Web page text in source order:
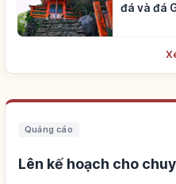
đá và đá
Quảng cáo
Lên kế hoạch cho